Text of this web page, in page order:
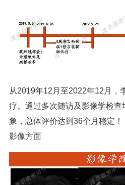
从2019年12月至2022年12月，
疗。通过多次随访及影像学检查
象，总体评价达到36个月稳定！
影像方面